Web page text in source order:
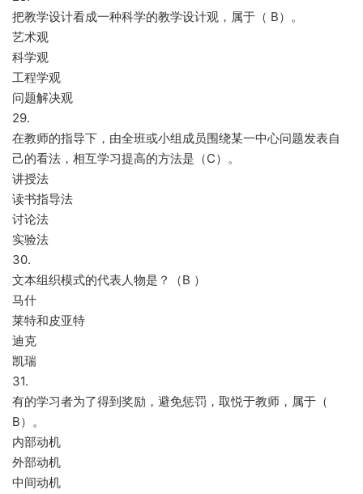
把教学设计看成一种科学的教学设计观，属于（ B）。
艺术观
科学观
工程学观
问题解决观
29.
在教师的指导下，由全班或小组成员围绕某一中心问题发表自
己的看法，相互学习提高的方法是（C）。
讲授法
读书指导法
讨论法
实验法
30.
文本组织模式的代表人物是？（B ）
马什
莱特和皮亚特
迪克
凯瑞
31.
有的学习者为了得到奖励，避免惩罚，取悦于教师，属于（
B）。
内部动机
外部动机
中间动机